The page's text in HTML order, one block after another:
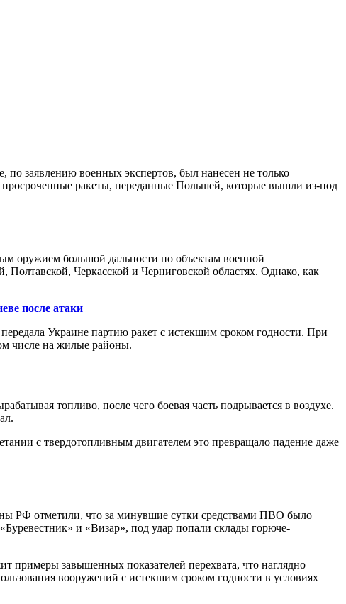
заявлению военных экспертов, был нанесен не только
ракеты, переданные Польшей, которые вышли из-под
большой дальности по объектам военной
Черкасской и Черниговской областях. Однако, как
после атаки
Украине партию ракет с истекшим сроком годности. При
числе на жилые районы.
топливо, после чего боевая часть подрывается в воздухе.
с твердотопливным двигателем это превращало падение даже
РФ отметили, что за минувшие сутки средствами ПВО было
и «Визар», под удар попали склады горюче-
примеры завышенных показателей перехвата, что наглядно
вооружений с истекшим сроком годности в условиях